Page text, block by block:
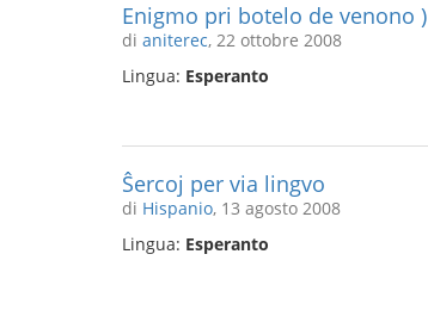
Enigmo pri botelo de venono )
di aniterec, 22 ottobre 2008
Lingua: Esperanto
Ŝercoj per via lingvo
di Hispanio, 13 agosto 2008
Lingua: Esperanto